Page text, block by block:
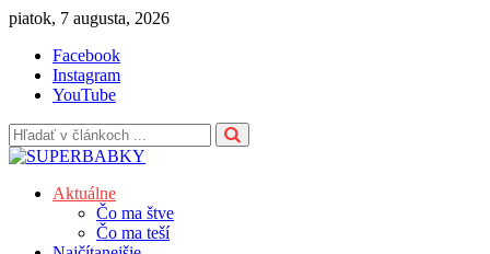
Skip
content
piatok, 7 augusta, 2026
Facebook
Instagram
YouTube
Aktuálne
Čo ma štve
Čo ma teší